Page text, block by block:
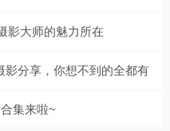
影大师的魅力所在
影分享，你想不到的全都有
集来啦~